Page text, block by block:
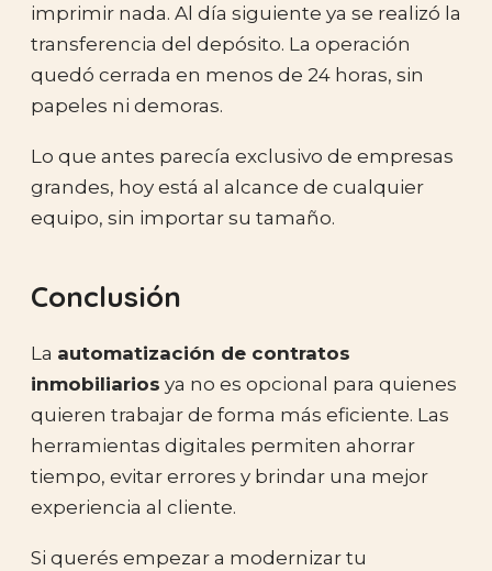
imprimir nada. Al día siguiente ya se realizó la
transferencia del depósito. La operación
quedó cerrada en menos de 24 horas, sin
papeles ni demoras.
Lo que antes parecía exclusivo de empresas
grandes, hoy está al alcance de cualquier
equipo, sin importar su tamaño.
Conclusión
La automatización de contratos
inmobiliarios ya no es opcional para quienes
quieren trabajar de forma más eficiente. Las
herramientas digitales permiten ahorrar
tiempo, evitar errores y brindar una mejor
experiencia al cliente.
Si querés empezar a modernizar tu